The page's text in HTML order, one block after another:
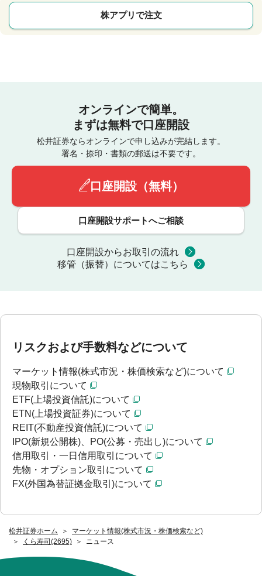
松井証券ホーム
マーケット情報(株式市況・株価検索など)
くら寿司(2695)
ニュース
株アプリで注文
オンラインで簡単。
まずは無料で口座開設
松井証券ならオンラインで申し込みが完結します。
署名・捺印・書類の郵送は不要です。
口座開設（無料）
口座開設サポートへご相談
口座開設からお取引の流れ
移管（振替）についてはこちら
リスクおよび手数料などについて
マーケット情報(株式市況・株価検索など)について
現物取引について
ETF(上場投資信託)について
ETN(上場投資証券)について
REIT(不動産投資信託)について
IPO(新規公開株)、PO(公募・売出し)について
信用取引・一日信用取引について
先物・オプション取引について
FX(外国為替証拠金取引)について